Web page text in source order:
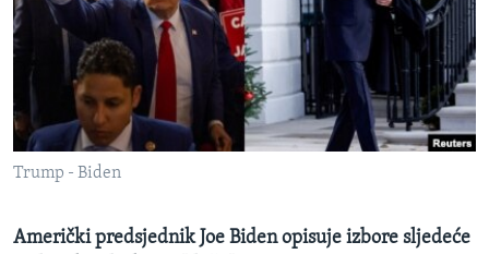
MAGAZIN
O GLASU AMERIKE
Learning English
PRATITE NAS
Trump - Biden
Američki predsjednik Joe Biden opisuje izbore sljedeće